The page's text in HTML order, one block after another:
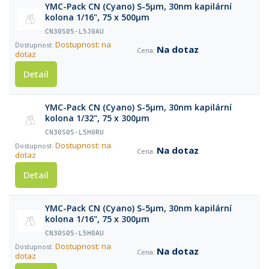
YMC-Pack CN (Cyano) S-5µm, 30nm kapilární
kolona 1/16", 75 x 500µm
CN30S05-L5J0AU
Dostupnost: na
dotaz
Na dotaz
Detail
YMC-Pack CN (Cyano) S-5µm, 30nm kapilární
kolona 1/32", 75 x 300µm
CN30S05-L5H0RU
Dostupnost: na
dotaz
Na dotaz
Detail
YMC-Pack CN (Cyano) S-5µm, 30nm kapilární
kolona 1/16", 75 x 300µm
CN30S05-L5H0AU
Dostupnost: na
dotaz
Na dotaz